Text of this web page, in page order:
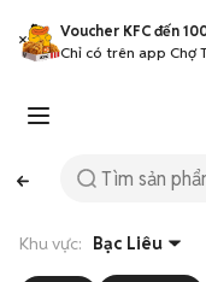
Voucher KFC đến
Chỉ có trên app Chợ
Khu vực: Bạc Liêu